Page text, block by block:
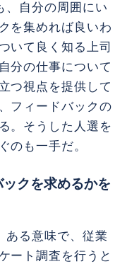
、自分の周囲にい
を集めれば良いわ
いて良く知る上司
分の仕事について
つ視点を提供して
フィードバックの
。そうした人選を
のも一手だ。
クを求めるかを
ある意味で、従業
ート調査を行うと